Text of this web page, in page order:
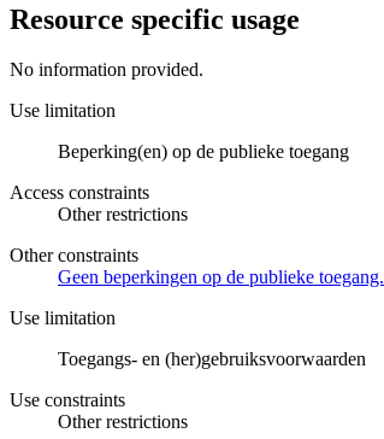
Resource specific usage
No information provided.
Use limitation
Beperking(en) op de publieke toegang
Access constraints
Other restrictions
Other constraints
Geen beperkingen op de publieke toegang.
Use limitation
Toegangs- en (her)gebruiksvoorwaarden
Use constraints
Other restrictions